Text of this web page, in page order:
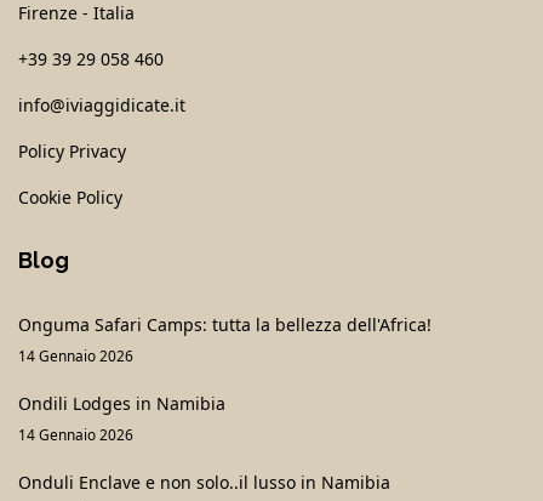
Firenze - Italia
+39 39 29 058 460
info@iviaggidicate.it
Policy Privacy
Cookie Policy
Blog
Onguma Safari Camps: tutta la bellezza dell'Africa!
14 Gennaio 2026
Ondili Lodges in Namibia
14 Gennaio 2026
Onduli Enclave e non solo..il lusso in Namibia